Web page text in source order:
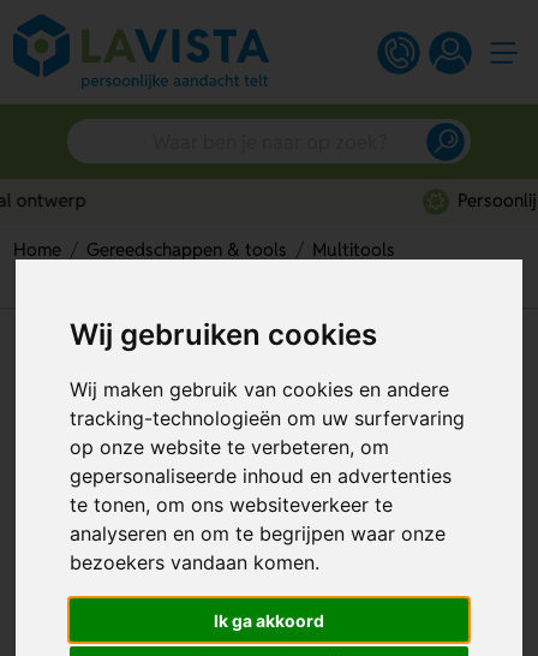
Wij gebruiken cookies
Wij maken gebruik van cookies en andere
tracking-technologieën om uw surfervaring
op onze website te verbeteren, om
gepersonaliseerde inhoud en advertenties
te tonen, om ons websiteverkeer te
analyseren en om te begrijpen waar onze
bezoekers vandaan komen.
Ik ga akkoord
Home Gereedschappen & tools
Multitools
Blauden Multitool
Artikelnummer: 132259